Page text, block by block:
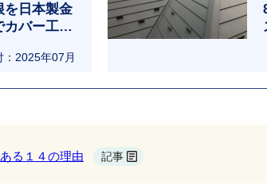
を日本製金
カバー工法
：2025年07月
る１４の理由 記事